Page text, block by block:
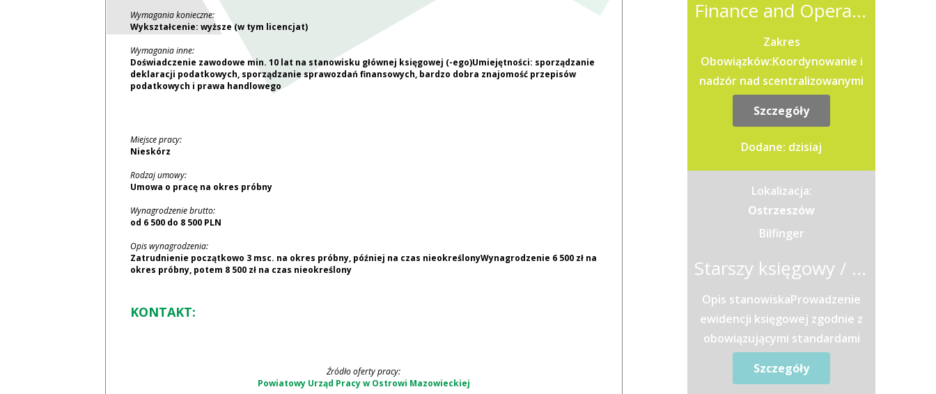
Wymagania konieczne:
Wykształcenie: wyższe (w tym licencjat)
Wymagania inne:
Doświadczenie zawodowe min. 10 lat na stanowisku głównej księgowej (-ego)Umiejętności: sporządzanie
deklaracji podatkowych, sporządzanie sprawozdań finansowych, bardzo dobra znajomość przepisów
podatkowych i prawa handlowego
Miejsce pracy:
Nieskórz
Rodzaj umowy:
Umowa o pracę na okres próbny
Wynagrodzenie brutto:
od 6 500 do 8 500 PLN
Opis wynagrodzenia:
Zatrudnienie początkowo 3 msc. na okres próbny, później na czas nieokreślonyWynagrodzenie 6 500 zł na
okres próbny, potem 8 500 zł na czas nieokreślony
KONTAKT:
Źródło oferty pracy:
Powiatowy Urząd Pracy w Ostrowi Mazowieckiej
Finance and Operational Support Team Leader (K/M/X)
Zakres
Obowiązków:Koordynowanie i
nadzór nad scentralizowanymi
procesami fakturowania
sprzedaży oraz zarządzanie
wsparciem dla jednostek
operacyjnych i...
Szczegóły
Dodane: dzisiaj
Lokalizacja:
Ostrzeszów
Bilfinger
Starszy księgowy / Starsza księgowa
Opis stanowiskaProwadzenie
ewidencji księgowej zgodnie z
obowiązującymi standardami
rachunkowości oraz zasadami
raportowania
Szczegóły